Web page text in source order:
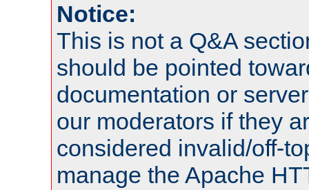
Notice:
This is not a Q&A
should be pointed
documentation or
our moderators if they
considered invalid/off-
manage the Apache